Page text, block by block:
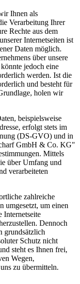
Ihnen als
Verarbeitung Ihrer
Rechte aus dem
Internetseiten ist
Daten möglich.
über unsere
jedoch eine
werden. Ist die
und besteht für
holen wir
beispielsweise
erfolgt stets im
(DS-GVO) und in
GmbH & Co. KG"
Mittels
über Umfang und
verarbeiteten
zahlreiche
umgesetzt, um einen
Internetseite
Dennoch
grundsätzlich
Schutz nicht
steht es Ihnen frei,
Wegen,
zu übermitteln.